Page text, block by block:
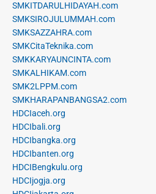
SMKITDARULHIDAYAH.com
SMKSIROJULUMMAH.com
SMKSAZZAHRA.com
SMKCitaTeknika.com
SMKKARYAUNCINTA.com
SMKALHIKAM.com
SMK2LPPM.com
SMKHARAPANBANGSA2.com
HDCIaceh.org
HDCIbali.org
HDCIbangka.org
HDCIbanten.org
HDCIBengkulu.org
HDCIjogja.org